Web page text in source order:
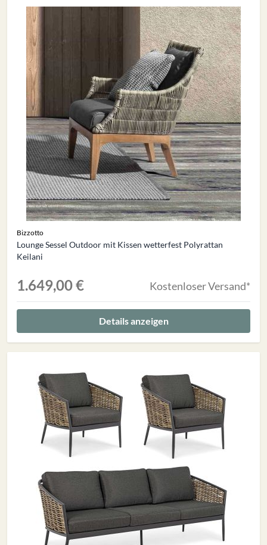
Bizzotto
Lounge Sessel Outdoor mit Kissen wetterfest Polyrattan
Keilani
1.649,00 € Kostenloser Versand*
Details anzeigen